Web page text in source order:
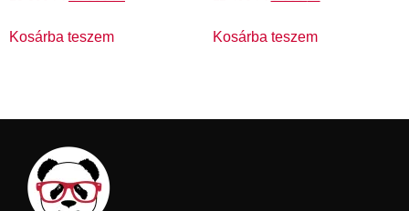
Kosárba teszem Kosárba teszem